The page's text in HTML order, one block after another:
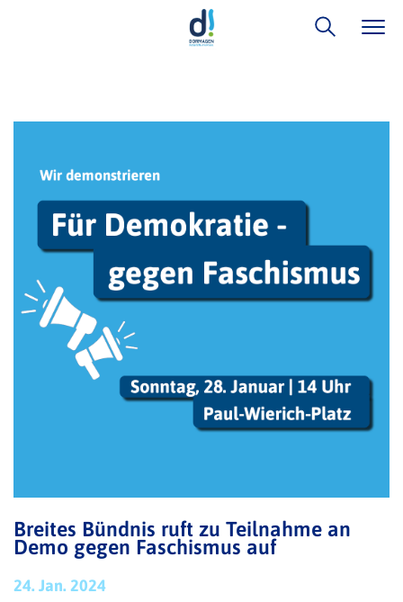
Breites Bündnis ruft zu Teilnahme an
Demo gegen Faschismus auf
24. Jan. 2024